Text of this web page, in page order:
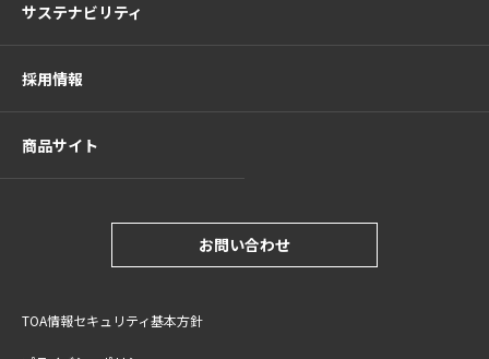
サステナビリティ
採用情報
商品サイト
お問い合わせ
TOA情報セキュリティ基本方針